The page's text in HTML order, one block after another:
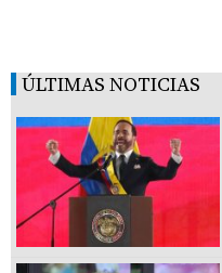
ÚLTIMAS NOTICIAS